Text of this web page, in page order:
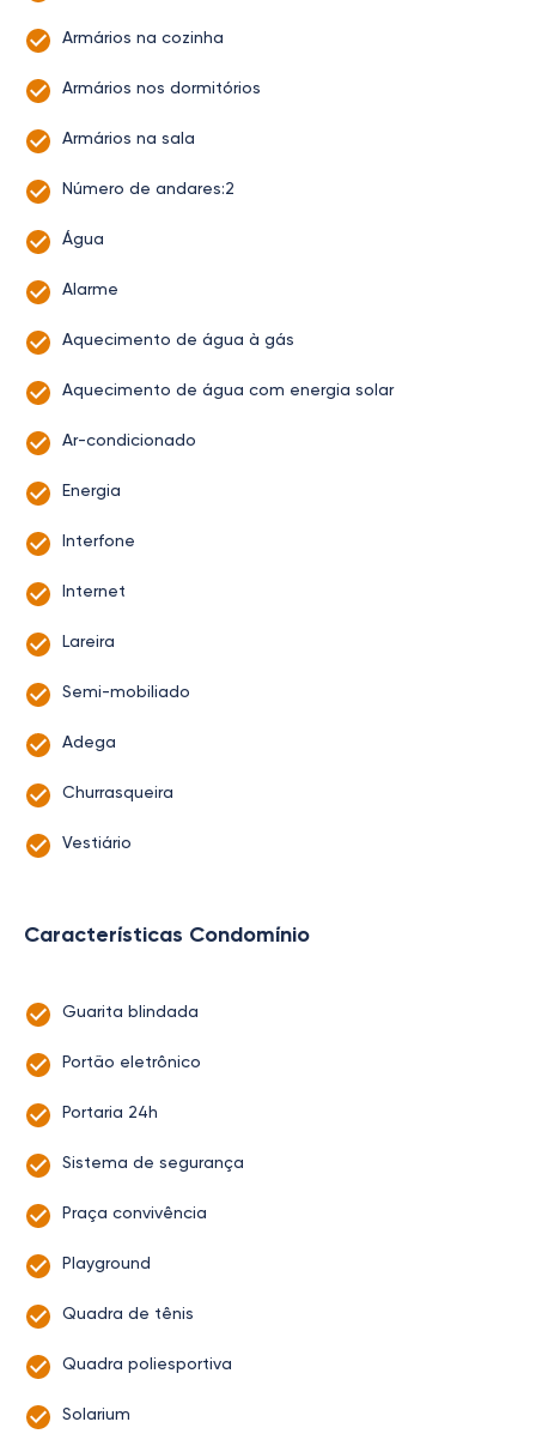
Armários na cozinha
Armários nos dormitórios
Armários na sala
Número de andares:2
Água
Alarme
Aquecimento de água à gás
Aquecimento de água com energia solar
Ar-condicionado
Energia
Interfone
Internet
Lareira
Semi-mobiliado
Adega
Churrasqueira
Vestiário
Características Condomínio
Guarita blindada
Portão eletrônico
Portaria 24h
Sistema de segurança
Praça convivência
Playground
Quadra de tênis
Quadra poliesportiva
Solarium